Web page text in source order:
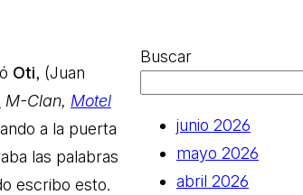
Oti, (Juan
M-Clan, Motel
a la puerta
las palabras
escribo esto.
Buscar
junio 2026
mayo 2026
abril 2026